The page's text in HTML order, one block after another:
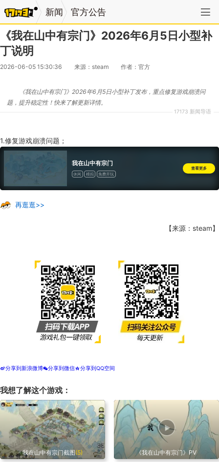
新闻 官方公告
《我在山中有宗门》2026年6月5日小型补
丁说明
2026-06-05 15:30:36 来源：steam 作者：官方
17173 新闻导语
《我在山中有宗门》2026年6月5日小型补丁发布，重点修复游戏崩溃问
题，提升稳定性！快来了解更新详情。
1.修复游戏崩溃问题；
我在山中有宗门
休闲 模拟 免费开玩
查看更多
再逛逛>>
【来源：steam】
t分享到新浪微博w分享到微信z分享到QQ空间
我想了解这个游戏：
我在山中有宗门截图(5)
《我在山中有宗门》PV